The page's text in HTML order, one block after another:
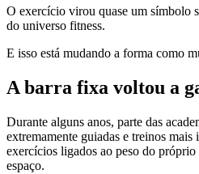
O exercício virou quase um símbolo
do universo fitness.
E isso está mudando a forma como
A barra fixa voltou a
Durante alguns anos, parte das
extremamente guiadas e treinos
exercícios ligados ao peso do
espaço.